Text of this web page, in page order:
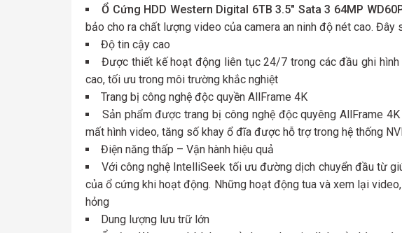
Ổ Cứng HDD Western Digital 6TB 3.5″ Sata 3 64MP
bảo cho ra chất lượng video của camera an ninh độ nét cao.
Độ tin cậy cao
Được thiết kế hoạt động liên tục 24/7 trong các đầu ghi
cao, tối ưu trong môi trường khắc nghiệt
Trang bị công nghệ độc quyền AllFrame 4K
Sản phẩm được trang bị công nghệ độc quyêng AllFrame
mất hình video, tăng số khay ổ đĩa được hỗ trợ trong hệ thống
Điện năng thấp – Vận hành hiệu quả
Với công nghệ IntelliSeek tối ưu đường dịch chuyển đầu từ
của ổ cứng khi hoạt động. Những hoạt động tua và xem lại
hỏng
Dung lượng lưu trữ lớn